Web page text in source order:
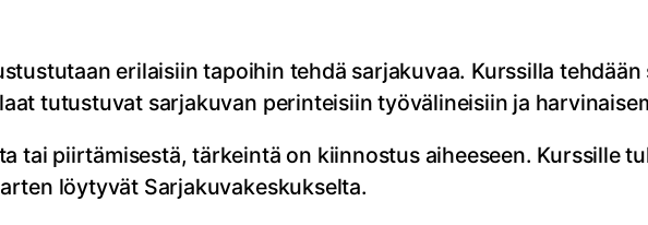
erilaisiin tapoihin tehdä sarjakuvaa. Kurssilla tehdään
tutustuvat sarjakuvan perinteisiin työvälineisiin ja
tai piirtämisestä, tärkeintä on kiinnostus aiheeseen. Kurssille
löytyvät Sarjakuvakeskukselta.